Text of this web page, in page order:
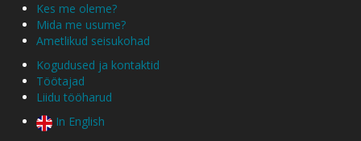
Kes me oleme?
Mida me usume?
Ametlikud seisukohad
Kogudused ja kontaktid
Töötajad
Liidu tööharud
In English